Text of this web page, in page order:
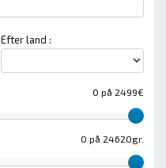
Efter land :
0 på 2499€
0 på 24620gr.